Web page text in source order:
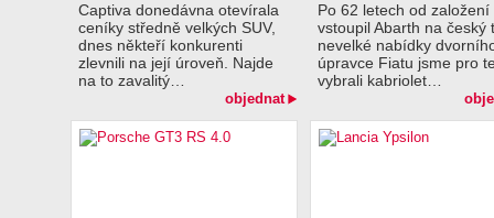
Captiva donedávna otevírala
ceníky středně velkých SUV,
dnes někteří konkurenti
zlevnili na její úroveň. Najde
na to zavalitý…
objednat
Po 62 letech od založení
vstoupil Abarth na český
nevelké nabídky
úpravce Fiatu jsme pro
vybrali kabriolet…